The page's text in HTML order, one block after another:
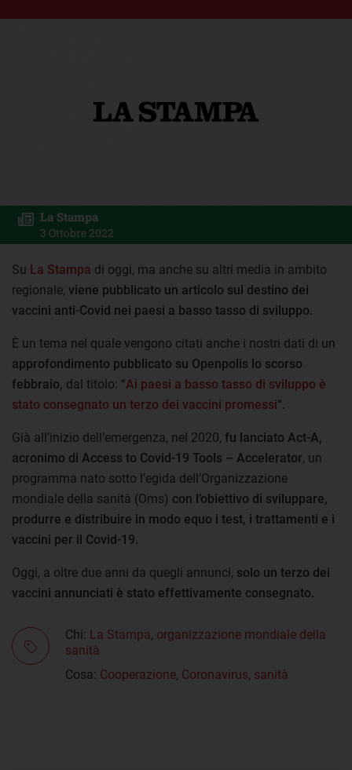
La Stampa
3 Ottobre 2022
Su La Stampa di oggi, ma anche su altri media in ambito
regionale, viene pubblicato un articolo sul destino dei
vaccini anti-Covid nei paesi a basso tasso di sviluppo.
È un tema nel quale vengono citati anche i nostri dati di un
approfondimento pubblicato su Openpolis lo scorso
febbraio, dal titolo: “Ai paesi a basso tasso di sviluppo è
stato consegnato un terzo dei vaccini promessi“.
Già all’inizio dell’emergenza, nel 2020, fu lanciato Act-A,
acronimo di Access to Covid-19 Tools – Accelerator, un
programma nato sotto l’egida dell’Organizzazione
mondiale della sanità (Oms) con l’obiettivo di sviluppare,
produrre e distribuire in modo equo i test, i trattamenti e i
vaccini per il Covid-19.
Oggi, a oltre due anni da quegli annunci, solo un terzo dei
vaccini annunciati è stato effettivamente consegnato.
Chi: La Stampa, organizzazione mondiale della
sanità
Cosa: Cooperazione, Coronavirus, sanità